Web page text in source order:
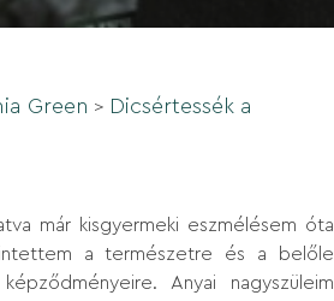
Green > Dicsértessék a
már kisgyermeki eszmélésem óta
a természetre és a belőle
Anyai nagyszüleim